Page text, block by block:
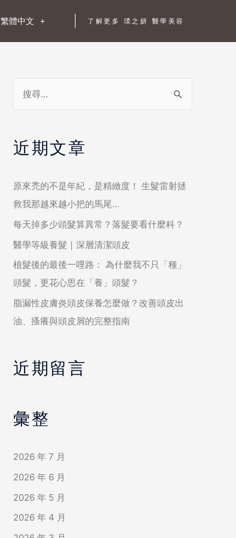
繁體中文 了解更多 璞之妍 醫學美容
近期文章
原來禿的不是年紀，是精緻度！ 生髮雷射拯
救我那越來越小把的馬尾…
每天掉多少頭髮算異常？落髮要看什麼科？
醫學等級養髮｜深層清潔頭皮
植髮後的最後一哩路： 為什麼我不只「種」
頭髮，更花心思在「養」頭髮？
脂漏性皮膚炎頭皮保養怎麼做？改善頭皮出
油、搔癢與頭皮屑的完整指南
近期留言
彙整
2026 年 7 月
2026 年 6 月
2026 年 5 月
2026 年 4 月